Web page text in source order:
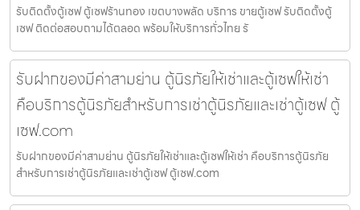
รับติดตั้งตู้เซฟ ตู้เซฟร้านทอง เขตบางพลัด บริการ ขายตู้เซฟ รับติดตั้งตู้
เซฟ ติดต่อสอบถามได้ตลอด พร้อมให้บริการทั่วไทย รั
รับฝากของมีค่าสามย่าน ตู้นิรภัยให้เช่าและตู้เซฟให้เช่า
คือบริการตู้นิรภัยสำหรับการเช่าตู้นิรภัยและเช่าตู้เซฟ ตู้
เซฟ.com
รับฝากของมีค่าสามย่าน ตู้นิรภัยให้เช่าและตู้เซฟให้เช่า คือบริการตู้นิรภัย
สำหรับการเช่าตู้นิรภัยและเช่าตู้เซฟ ตู้เซฟ.com